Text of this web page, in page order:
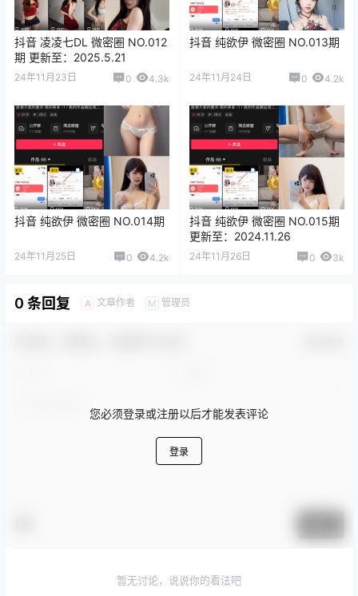
抖音 凌凌七DL 微密圈 NO.012
期 更新至：2025.5.21
24年11月23日 0 4.3k
抖音 纯欲伊 微密圈 NO.013期
24年11月24日 0 4.2k
抖音 纯欲伊 微密圈 NO.014期
24年11月25日 0 4.2k
抖音 纯欲伊 微密圈 NO.015期
更新至：2024.11.26
24年11月26日 0 3k
0 条回复 A 文章作者 M 管理员
您必须登录或注册以后才能发表评论
登录
暂无讨论，说说你的看法吧